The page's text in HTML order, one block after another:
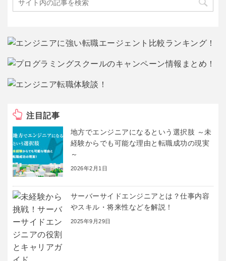
注目記事
地方でエンジニアになるという選択肢 ～未
経験からでも可能な理由と転職成功の現実
～
2026年2月1日
サーバーサイドエンジニアとは？仕事内容
やスキル・将来性などを解説！
2025年9月29日